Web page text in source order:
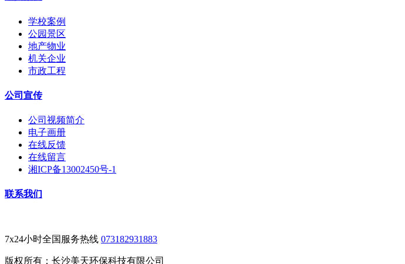
学校案例
公园景区
地产物业
机关企业
市政工程
公司宣传
公司视频简介
电子画册
在线反馈
在线留言
湘ICP备13002450号-1
联系我们
7x24小时全国服务热线 073182931883
版权所有：长沙美天环保科技有限公司